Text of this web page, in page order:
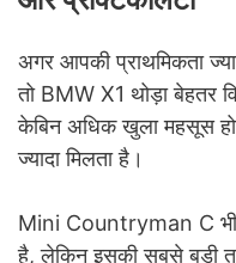
अगर आपकी प्राथमिकता
तो BMW X1 थोड़ा बेहतर
केबिन अधिक खुला महसूस
ज्यादा मिलता है।
Mini Countryman C भी
है, लेकिन इसकी सबसे बड़ी